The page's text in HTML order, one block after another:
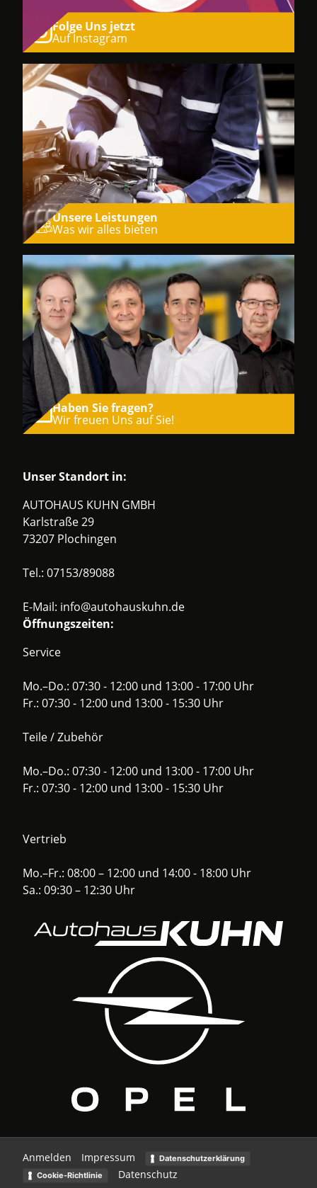
Folge Uns jetzt
Auf Instagram
Unsere Leistungen
Was wir alles bieten
Haben Sie fragen?
Wir freuen Uns auf Sie!
Unser Standort in:
AUTOHAUS KUHN GMBH
Karlstraße 29
73207 Plochingen
Tel.: 07153/89088
E-Mail: info@autohauskuhn.de
Öffnungszeiten:
Service
Mo.–Do.: 07:30 - 12:00 und 13:00 - 17:00 Uhr
Fr.: 07:30 - 12:00 und 13:00 - 15:30 Uhr
Teile / Zubehör
Mo.–Do.: 07:30 - 12:00 und 13:00 - 17:00 Uhr
Fr.: 07:30 - 12:00 und 13:00 - 15:30 Uhr
Vertrieb
Mo.–Fr.: 08:00 – 12:00 und 14:00 - 18:00 Uhr
Sa.: 09:30 – 12:30 Uhr
Anmelden Impressum
Datenschutzerklärung
Cookie-Richtlinie
Datenschutz